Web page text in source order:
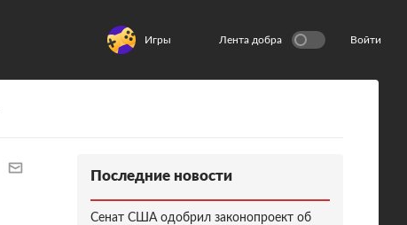
Игры Лента добра Войти
Последние новости
Сенат США одобрил законопроект об